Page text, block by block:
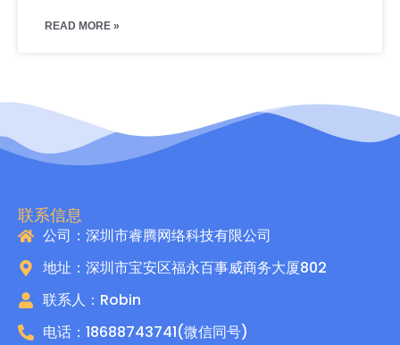
READ MORE »
联系信息
公司：深圳市睿腾网络科技有限公司
地址：深圳市宝安区福永百事威商务大厦802
联系人：Robin
电话：18688743741(微信同号)